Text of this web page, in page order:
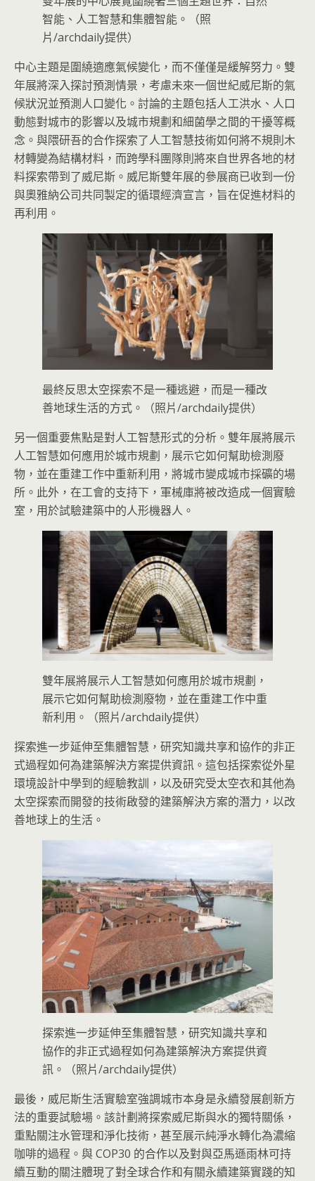
智能、人工智慧和集體智能。（照
片/archdaily提供）
中心主題是圍繞適應氣候變化，而不僅僅是緩解努力。雙
年展將深入探討預測情景，考慮未來一個世紀威尼斯的氣
候狀況並預測人口變化。討論的主題包括人工洪水、人口
動態對城市的影響以及城市規劃和細菌學之間的干擾等概
念。與隈研吾的合作探索了人工智慧技術如何將不規則木
材轉變為結構材料，而跨學科團隊則將來自世界各地的材
料探索帶到了威尼斯。威尼斯雙年展的參展商已收到一份
與奧雅納公司共同製定的循環經濟宣言，旨在促進材料的
再利用。
最終反思太空探索不是一種逃避，而是一種改
善地球生活的方式。（照片/archdaily提供）
另一個重要焦點是對人工智慧形式的分析。雙年展將展示
人工智慧如何應用於城市規劃，展示它如何幫助檢測廢
物，並在重建工作中重新利用，將城市變成城市採礦的場
所。此外，在工會的支持下，軍械庫將被改造成一個實驗
室，用於試驗建築中的人形機器人。
雙年展將展示人工智慧如何應用於城市規劃，
展示它如何幫助檢測廢物，並在重建工作中重
新利用。（照片/archdaily提供）
探索進一步延伸至集體智慧，研究知識共享和協作的非正
式過程如何為建築解決方案提供資訊。這包括探索從外星
環境設計中學到的經驗教訓，以及研究受太空衣和其他為
太空探索而開發的技術啟發的建築解決方案的潛力，以改
善地球上的生活。
探索進一步延伸至集體智慧，研究知識共享和
協作的非正式過程如何為建築解決方案提供資
訊。（照片/archdaily提供）
最後，威尼斯生活實驗室強調城市本身是永續發展創新方
法的重要試驗場。該計劃將探索威尼斯與水的獨特關係，
重點關注水管理和淨化技術，甚至展示純淨水轉化為濃縮
咖啡的過程。與 COP30 的合作以及對與亞馬遜雨林可持
續互動的關注體現了對全球合作和有關永續建築實踐的知